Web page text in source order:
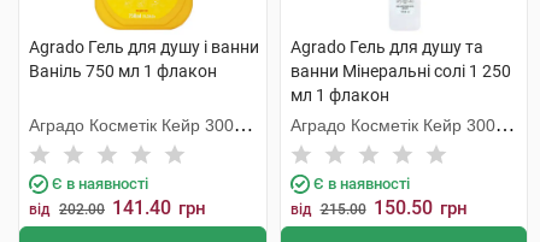
Agrado Гель для душу і ванни
Ваніль 750 мл 1 флакон
Аградо Косметік Кейр 3000
С.Л.У.
Є в наявності
від 202.00 141.40 грн
Agrado Гель для душу та
ванни Мінеральні солі 1 250
мл 1 флакон
Аградо Косметік Кейр 3000
С.Л.У.
Є в наявності
від 215.00 150.50 грн